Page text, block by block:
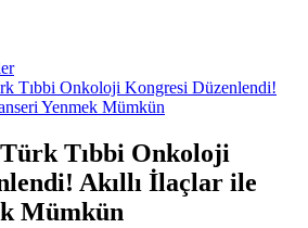
Tıbbi Onkoloji Kongresi Düzenlendi!
Yenmek Mümkün
Tıbbi Onkoloji
Akıllı İlaçlar ile
Mümkün